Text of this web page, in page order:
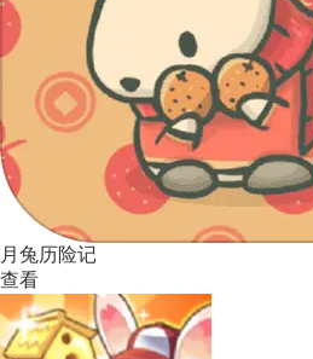
月兔历险记
查看